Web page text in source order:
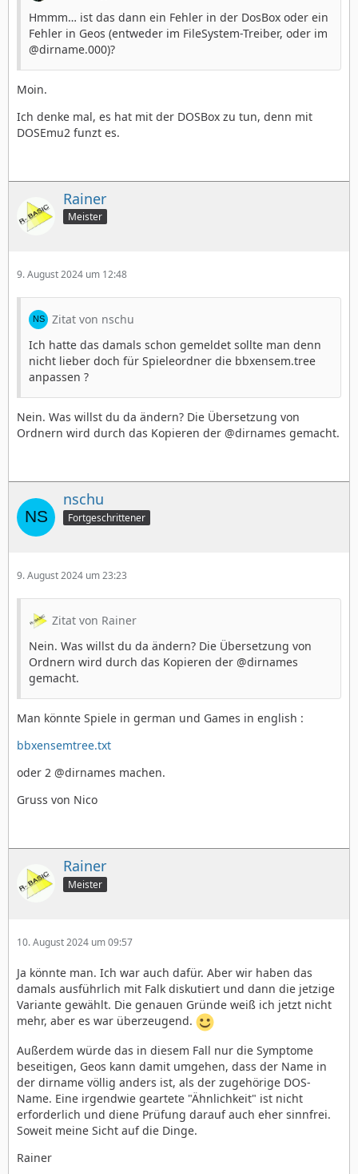
Hmmm… ist das dann ein Fehler in der DosBox oder ein
Fehler in Geos (entweder im FileSystem-Treiber, oder im
@dirname.000)?
Moin.
Ich denke mal, es hat mit der DOSBox zu tun, denn mit
DOSEmu2 funzt es.
Rainer
Meister
9. August 2024 um 12:48
Zitat von nschu
Ich hatte das damals schon gemeldet sollte man denn
nicht lieber doch für Spieleordner die bbxensem.tree
anpassen ?
Nein. Was willst du da ändern? Die Übersetzung von
Ordnern wird durch das Kopieren der @dirnames gemacht.
nschu
Fortgeschrittener
9. August 2024 um 23:23
Zitat von Rainer
Nein. Was willst du da ändern? Die Übersetzung von
Ordnern wird durch das Kopieren der @dirnames
gemacht.
Man könnte Spiele in german und Games in english :
bbxensemtree.txt
oder 2 @dirnames machen.
Gruss von Nico
Rainer
Meister
10. August 2024 um 09:57
Ja könnte man. Ich war auch dafür. Aber wir haben das
damals ausführlich mit Falk diskutiert und dann die jetzige
Variante gewählt. Die genauen Gründe weiß ich jetzt nicht
mehr, aber es war überzeugend.
Außerdem würde das in diesem Fall nur die Symptome
beseitigen, Geos kann damit umgehen, dass der Name in
der dirname völlig anders ist, als der zugehörige DOS-
Name. Eine irgendwie geartete "Ähnlichkeit" ist nicht
erforderlich und diene Prüfung darauf auch eher sinnfrei.
Soweit meine Sicht auf die Dinge.
Rainer